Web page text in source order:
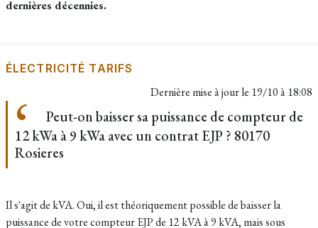
dernières décennies.
ÉLECTRICITÉ TARIFS
Dernière mise à jour le 19/10 à 18:08
Peut-on baisser sa puissance de compteur de
12 kWa à 9 kWa avec un contrat EJP ? 80170
Rosieres
Il s'agit de kVA. Oui, il est théoriquement possible de baisser la
puissance de votre compteur EJP de 12 kVA à 9 kVA, mais sous